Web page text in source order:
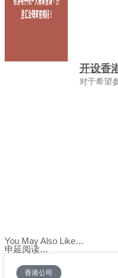
开设香
对于希望
You May Also Like…
申延阅读…
香港公司